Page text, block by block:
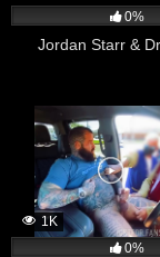
0%
Jordan Starr &
1K
0%